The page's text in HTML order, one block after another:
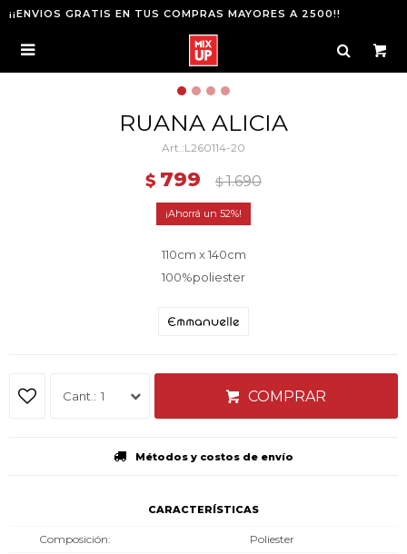
¡¡ENVIOS GRATIS EN TUS COMPRAS MAYORES A 2500!!

RUANA ALICIA
L260114-20
$ 799 $ 1.690
52
110cm x 140cm
100%poliester
1 COMPRAR
Métodos y costos de envío
CARACTERÍSTICAS
Composición Poliester